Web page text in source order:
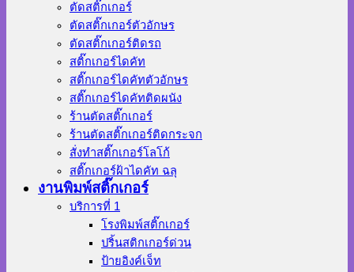
ตัดสติ๊กเกอร์
ตัดสติ๊กเกอร์ตัวอักษร
ตัดสติ๊กเกอร์ติดรถ
สติ๊กเกอร์ไดคัท
สติ๊กเกอร์ไดคัทตัวอักษร
สติ๊กเกอร์ไดคัทติดผนัง
ร้านตัดสติ๊กเกอร์
ร้านตัดสติ๊กเกอร์ติดกระจก
สั่งทําสติ๊กเกอร์โลโก้
สติ๊กเกอร์ฝ้าไดคัท ฉลุ
งานพิมพ์สติ๊กเกอร์
บริการที่ 1
โรงพิมพ์สติ๊กเกอร์
ปริ้นสติกเกอร์ด่วน
ป้ายอิงค์เจ็ท